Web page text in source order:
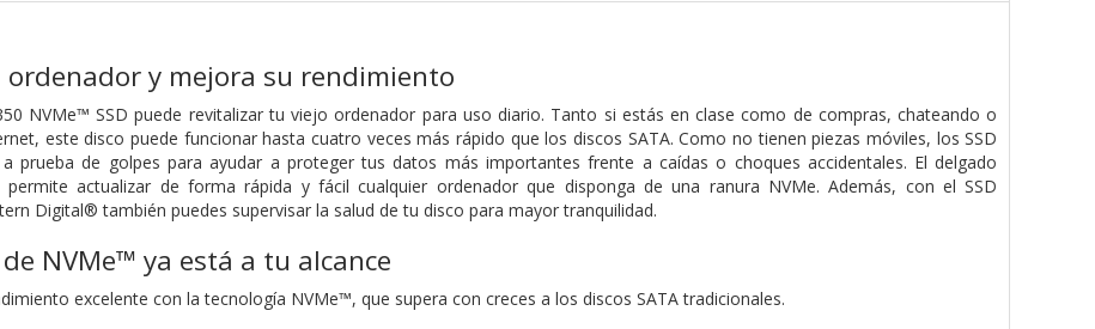
ordenador y mejora su rendimiento
NVMe™ SSD puede revitalizar tu viejo ordenador para uso diario. Tanto si estás en clase como de compras, chateando o
este disco puede funcionar hasta cuatro veces más rápido que los discos SATA. Como no tienen piezas móviles, los SSD
prueba de golpes para ayudar a proteger tus datos más importantes frente a caídas o choques accidentales. El delgado
actualizar de forma rápida y fácil cualquier ordenador que disponga de una ranura NVMe. Además, con el SSD
Digital® también puedes supervisar la salud de tu disco para mayor tranquilidad.
NVMe™ ya está a tu alcance
excelente con la tecnología NVMe™, que supera con creces a los discos SATA tradicionales.